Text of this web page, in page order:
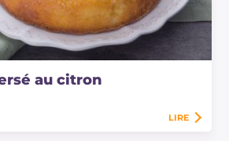
au citron
LIRE